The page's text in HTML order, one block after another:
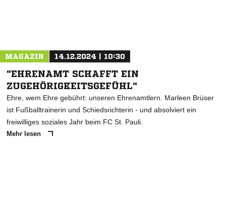
MAGAZIN 14.12.2024 | 10:30
"EHRENAMT SCHAFFT EIN
ZUGEHÖRIGKEITSGEFÜHL"
Ehre, wem Ehre gebührt: unseren Ehrenamtlern. Marleen Brüser
ist Fußballtrainerin und Schiedsrichterin - und absolviert ein
freiwilliges soziales Jahr beim FC St. Pauli.
Mehr lesen